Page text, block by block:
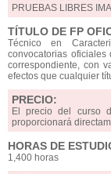
PRUEBAS LIBRES
TÍTULO DE FP
Técnico en
convocatorias oficiales
correspondiente, con
efectos que cualquier
PRECIO:
El precio del curso
proporcionará
HORAS DE
1,400 horas